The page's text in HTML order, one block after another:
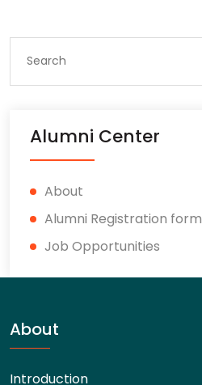
Alumni Center
About
Alumni Registration form
Job Opportunities
About
Introduction